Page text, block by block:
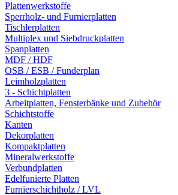
Plattenwerkstoffe
Sperrholz- und Furnierplatten
Tischlerplatten
Multiplex und Siebdruckplatten
Spanplatten
MDF / HDF
OSB / ESB / Funderplan
Leimholzplatten
3 - Schichtplatten
Arbeitplatten, Fensterbänke und Zubehör
Schichtstoffe
Kanten
Dekorplatten
Kompaktplatten
Mineralwerkstoffe
Verbundplatten
Edelfunierte Platten
Furnierschichtholz / LVL